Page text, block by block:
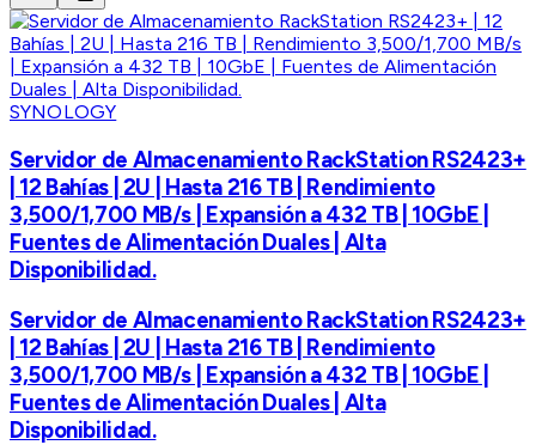
SYNOLOGY
Servidor de Almacenamiento RackStation RS2423+
| 12 Bahías | 2U | Hasta 216 TB | Rendimiento
3,500/1,700 MB/s | Expansión a 432 TB | 10GbE |
Fuentes de Alimentación Duales | Alta
Disponibilidad.
Servidor de Almacenamiento RackStation RS2423+
| 12 Bahías | 2U | Hasta 216 TB | Rendimiento
3,500/1,700 MB/s | Expansión a 432 TB | 10GbE |
Fuentes de Alimentación Duales | Alta
Disponibilidad.